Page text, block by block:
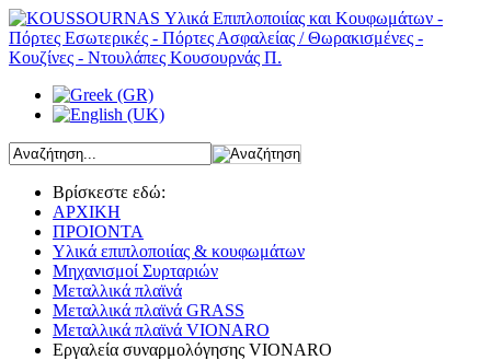
Βρίσκεστε εδώ:
ΑΡΧΙΚΗ
ΠΡΟΙΟΝΤΑ
Υλικά επιπλοποιίας & κουφωμάτων
Μηχανισμοί Συρταριών
Μεταλλικά πλαϊνά
Μεταλλικά πλαϊνά GRASS
Μεταλλικά πλαϊνά VIONARO
Εργαλεία συναρμολόγησης VIONARO